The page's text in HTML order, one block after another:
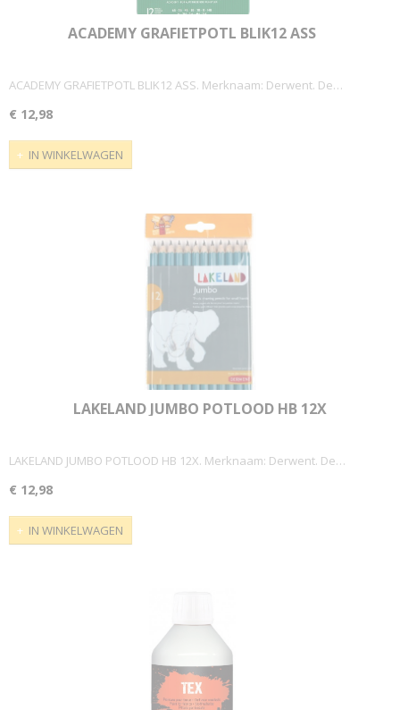
ACADEMY GRAFIETPOTL BLIK12 ASS
ACADEMY GRAFIETPOTL BLIK12 ASS. Merknaam: Derwent. De…
€ 12,98
IN WINKELWAGEN
LAKELAND JUMBO POTLOOD HB 12X
LAKELAND JUMBO POTLOOD HB 12X. Merknaam: Derwent. De…
€ 12,98
IN WINKELWAGEN